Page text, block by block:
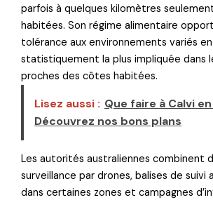
parfois à quelques kilomètres
habitées. Son régime alimentaire
tolérance aux environnements variés
statistiquement la plus impliquée dans
proches des côtes habitées.
Lisez aussi : Que faire à Calvi
Découvrez nos bons plans
Les autorités australiennes combinent
surveillance par drones, balises de suivi
dans certaines zones et campagnes